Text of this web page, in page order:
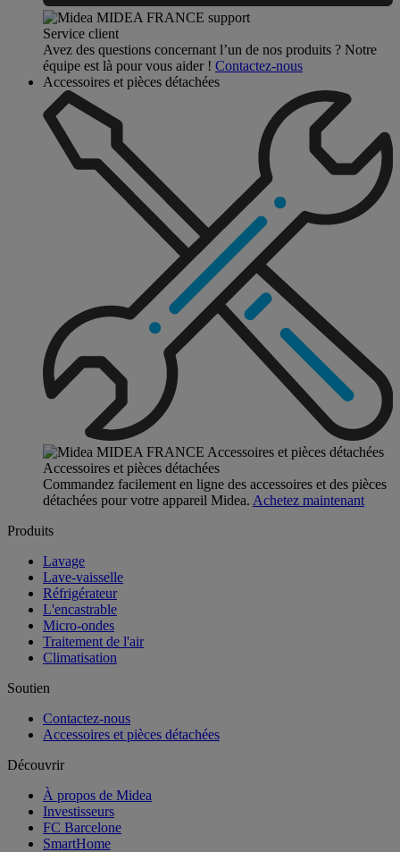
Service client
Avez des questions concernant l’un de nos produits ? Notre
équipe est là pour vous aider ! Contactez-nous
Accessoires et pièces détachées
Accessoires et pièces détachées
Commandez facilement en ligne des accessoires et des pièces
détachées pour votre appareil Midea. Achetez maintenant
Produits
Lavage
Lave-vaisselle
Réfrigérateur
L'encastrable
Micro-ondes
Traitement de l'air
Climatisation
Soutien
Contactez-nous
Accessoires et pièces détachées
Découvrir
À propos de Midea
Investisseurs
FC Barcelone
SmartHome